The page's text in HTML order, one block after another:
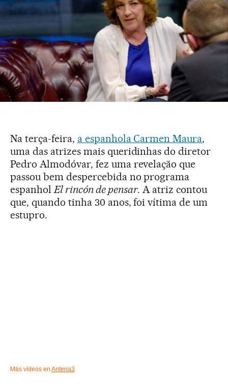
Na terça-feira, a espanhola Carmen Maura,
uma das atrizes mais queridinhas do diretor
Pedro Almodóvar, fez uma revelação que
passou bem despercebida no programa
espanholEl rincón de pensar. A atriz contou
que, quando tinha 30 anos, foi vítima de um
estupro.
Más vídeos en Antena3